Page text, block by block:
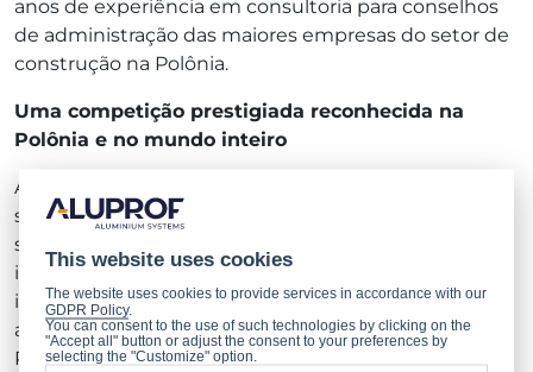
anos de experiência em consultoria para conselhos
de administração das maiores empresas do setor de
construção na Polônia.
Uma competição prestigiada reconhecida na
Polônia e no mundo inteiro
A competição "Edifício do Ano criado com os
sistemas ALUPROF" é um evento respeitado no
setor e apreciado tanto na Polônia quanto
internacionalmente. Cerca de seiscentos edifícios
inscritos nas quatro competições realizadas até
agora estão localizados em diversos países, incluindo
Polônia, Estados Unidos, República Tcheca, Reino
This website uses cookies
The website uses cookies to provide services in accordance with our
GDPR Policy.
You can consent to the use of such technologies by clicking on the
"Accept all" button or adjust the consent to your preferences by
selecting the "Customize" option.